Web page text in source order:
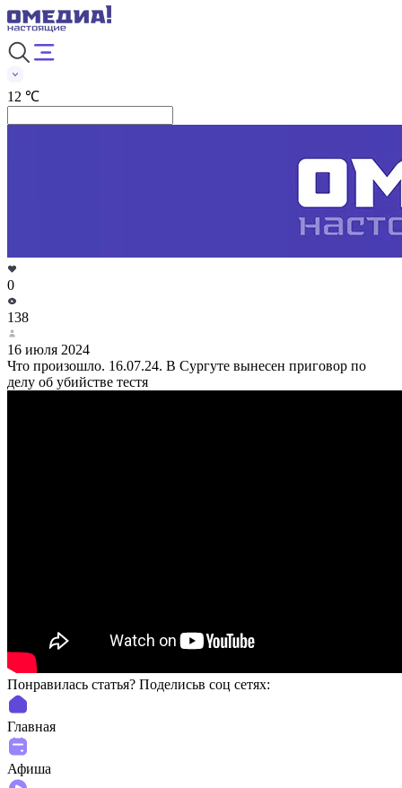
12 ℃
0
138
16 июля 2024
Что произошло. 16.07.24. В Сургуте вынесен приговор по
делу об убийстве тестя
Понравилась статья? Поделиcьв соц сетях:
Главная
Афиша